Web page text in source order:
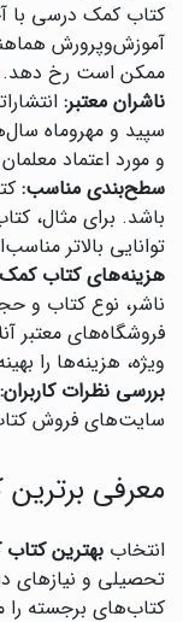
کتاب کمک درسی با
آموزش‌وپرورش
ممکن است رخ دهد.
ناشران معتبر:
سپید و مهروماه
و مورد اعتماد
سطح‌بندی مناسب:
باشد. برای مثال،
توانایی بالاتر
هزینه‌های کتاب کمک
ناشر، نوع کتاب و
فروشگاه‌های معتبر
ویژه، هزینه‌ها را
بررسی نظرات کاربران:
سایت‌های فروش
معرفی
انتخاب بهترین
تحصیلی و نیازهای
کتاب‌های برجسته را